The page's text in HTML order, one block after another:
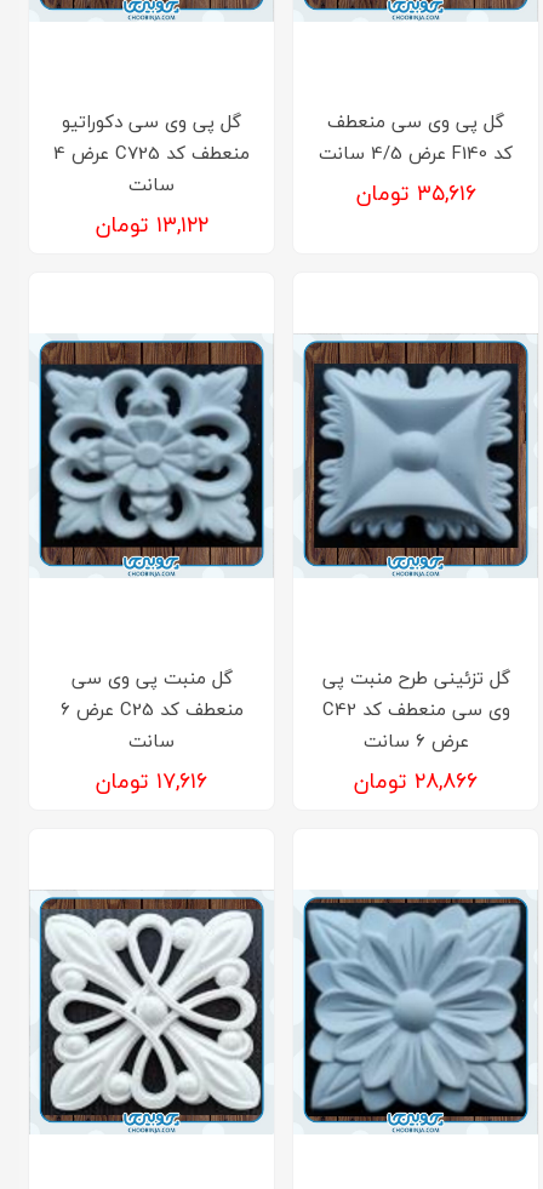
گل پی وی سی منعطف
کد F140 عرض 4/5 سانت
۳۵,۶۱۶ تومان
گل پی وی سی دکوراتیو
منعطف کد C725 عرض 4
سانت
۱۳,۱۲۲ تومان
گل تزئینی طرح منبت پی
وی سی منعطف کد C42
عرض 6 سانت
۲۸,۸۶۶ تومان
گل منبت پی وی سی
منعطف کد C25 عرض 6
سانت
۱۷,۶۱۶ تومان